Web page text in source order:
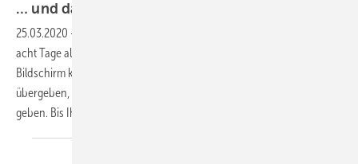
… und dann kam
25.03.2020 -
acht Tage alt. So viel Zeit nimmt es ungefähr in Anspruch, eine am
Bildschirm komplett erstellte SBZ-Ausgabe fertig der Druckerei zu
übergeben, zu drucken und in den deutschlandweiten Versand zu
geben. Bis Ihr SHK-Fachmagazin schließlich